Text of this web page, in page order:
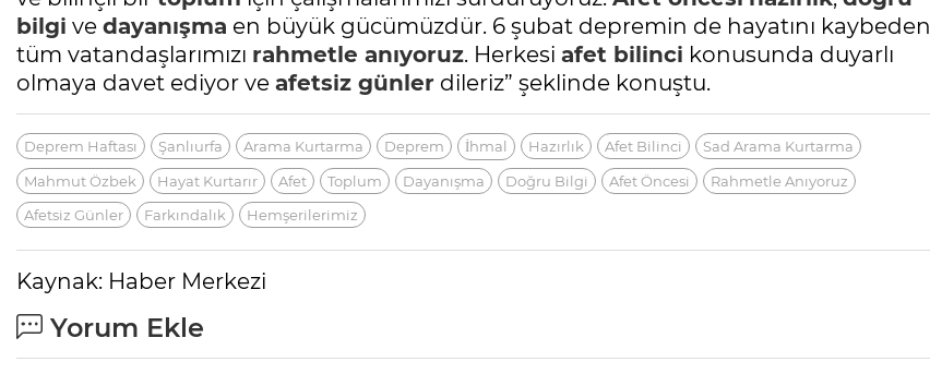
bilgi ve dayanışma en büyük gücümüzdür. 6 şubat depremin de hayatını kaybeden
tüm vatandaşlarımızı rahmetle anıyoruz. Herkesi afet bilinci konusunda duyarlı
olmaya davet ediyor ve afetsiz günler dileriz” şeklinde konuştu.
Deprem Haftası Şanlıurfa Arama Kurtarma Deprem İhmal Hazırlık Afet Bilinci
Sad Arama Kurtarma
Mahmut Özbek
Hayat Kurtarır Afet Toplum Dayanışma Doğru Bilgi Afet Öncesi
Rahmetle Anıyoruz
Afetsiz Günler
Farkındalık Hemşerilerimiz
Kaynak: Haber Merkezi
Yorum Ekle